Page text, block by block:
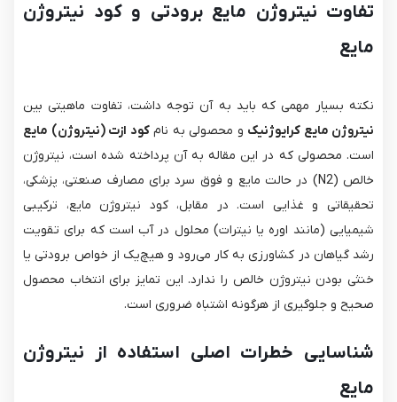
تفاوت نیتروژن مایع برودتی و کود نیتروژن
مایع
نکته بسیار مهمی که باید به آن توجه داشت، تفاوت ماهیتی بین
نیتروژن مایع کرایوژنیک و محصولی به نامکود ازت (نیتروژن) مایع
است. محصولی که در این مقاله به آن پرداخته شده است، نیتروژن
خالص (N2​) در حالت مایع و فوق سرد برای مصارف صنعتی، پزشکی،
تحقیقاتی و غذایی است. در مقابل، کود نیتروژن مایع، ترکیبی
شیمیایی (مانند اوره یا نیترات) محلول در آب است که برای تقویت
رشد گیاهان در کشاورزی به کار می‌رود و هیچ‌یک از خواص برودتی یا
خنثی بودن نیتروژن خالص را ندارد. این تمایز برای انتخاب محصول
صحیح و جلوگیری از هرگونه اشتباه ضروری است.
شناسایی خطرات اصلی استفاده از نیتروژن
مایع